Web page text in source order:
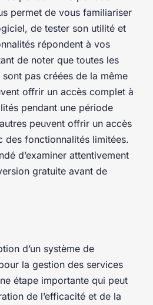
permet de vous familiariser
de tester son utilité et
répondent à vos
de noter que toutes les
pas créées de la même
offrir un accès complet à
pendant une période
peuvent offrir un accès
des fonctionnalités limitées.
d’examiner attentivement
gratuite avant de
d’un système de
la gestion des services
étape importante qui peut
de l’efficacité et de la